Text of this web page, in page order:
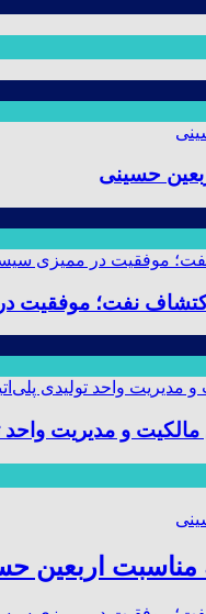
حسینی
و مدیریت واحد
مناسبت اربعین